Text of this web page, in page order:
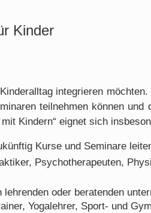
Kinder
integrieren
teilnehmen können und
Kindern“ eignet sich
Kurse und Seminare
Psychotherapeuten,
oder beratenden
Yogalehrer, Sport- und